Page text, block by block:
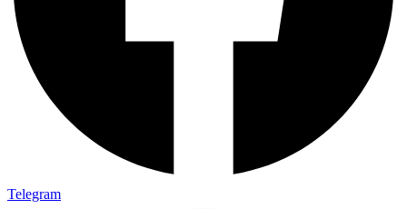
Telegram